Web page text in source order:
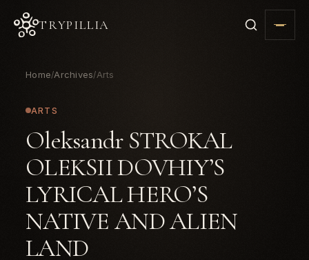
TRYPILLIA
Home/Archives/Arts
ARTS
Oleksandr STROKAL
OLEKSII DOVHIY’S
LYRICAL HERO’S
NATIVE AND ALIEN
LAND